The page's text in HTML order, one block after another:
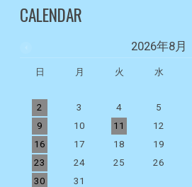
CALENDAR
2026年8月
日 月 火 水
2
3 4 5
9
10 11 12
16
17 18 19
23
24 25 26
30
31